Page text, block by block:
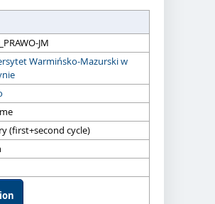
JM
Warmińsko-Mazurski w
(first+second cycle)